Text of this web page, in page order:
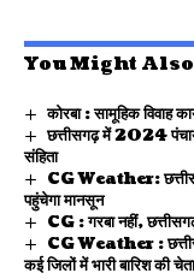
You Might
कोरबा : सामूहिक विवाह
छत्तीसगढ़ में 2024
संहिता
CG Weather:
पहुंचेगा मानसून
CG : गरबा नहीं,
CG Weather :
कई जिलों में भारी बारिश की